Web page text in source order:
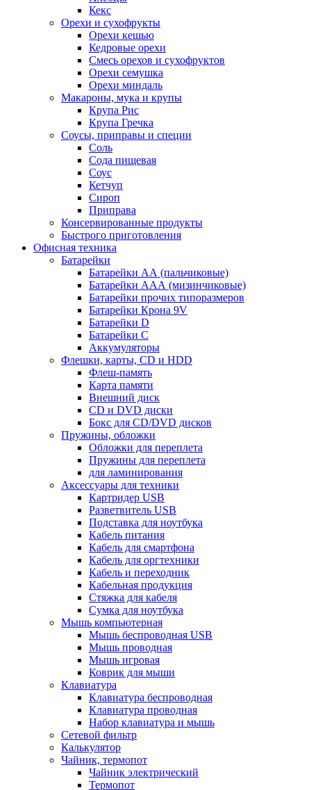
Кекс
Орехи и сухофрукты
Орехи кешью
Кедровые орехи
Смесь орехов и сухофруктов
Орехи семушка
Орехи миндаль
Макароны, мука и крупы
Крупа Рис
Крупа Гречка
Соусы, приправы и специи
Соль
Сода пищевая
Соус
Кетчуп
Сироп
Приправа
Консервированные продукты
Быстрого приготовления
Офисная техника
Батарейки
Батарейки АА (пальчиковые)
Батарейки ААА (мизинчиковые)
Батарейки прочих типоразмеров
Батарейки Крона 9V
Батарейки D
Батарейки С
Аккумуляторы
Флешки, карты, CD и HDD
Флеш-память
Карта памяти
Внешний диск
CD и DVD диски
Бокс для CD/DVD дисков
Пружины, обложки
Обложки для переплета
Пружины для переплета
для ламинирования
Аксессуары для техники
Картридер USB
Разветвитель USB
Подставка для ноутбука
Кабель питания
Кабель для смартфона
Кабель для оргтехники
Кабель и переходник
Кабельная продукция
Стяжка для кабеля
Сумка для ноутбука
Мышь компьютерная
Мышь беспроводная USB
Мышь проводная
Мышь игровая
Коврик для мыши
Клавиатура
Клавиатура беспроводная
Клавиатура проводная
Набор клавиатура и мышь
Сетевой фильтр
Калькулятор
Чайник, термопот
Чайник электрический
Термопот